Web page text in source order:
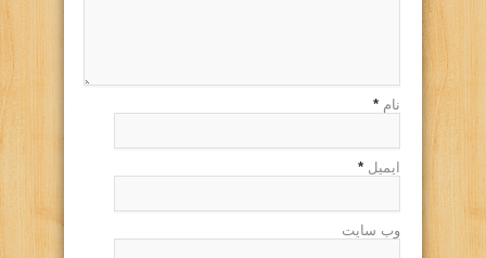
نام *
ایمیل *
وب سایت